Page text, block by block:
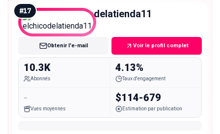
#17 elchicodelatienda11
Micro
Obtenir l'e-mail Voir le profil complet
10.3K
Abonnés
4.13%
Taux d'engagement
-
Vues moyennes
$114-679
Estimation par publication